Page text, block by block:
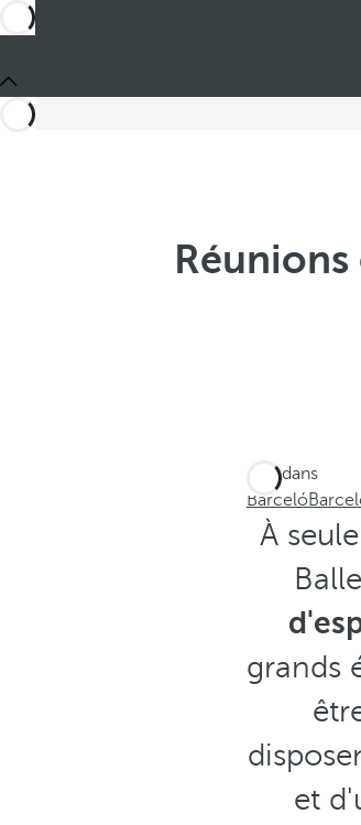
Ces dans
Barceló
À
grands
et